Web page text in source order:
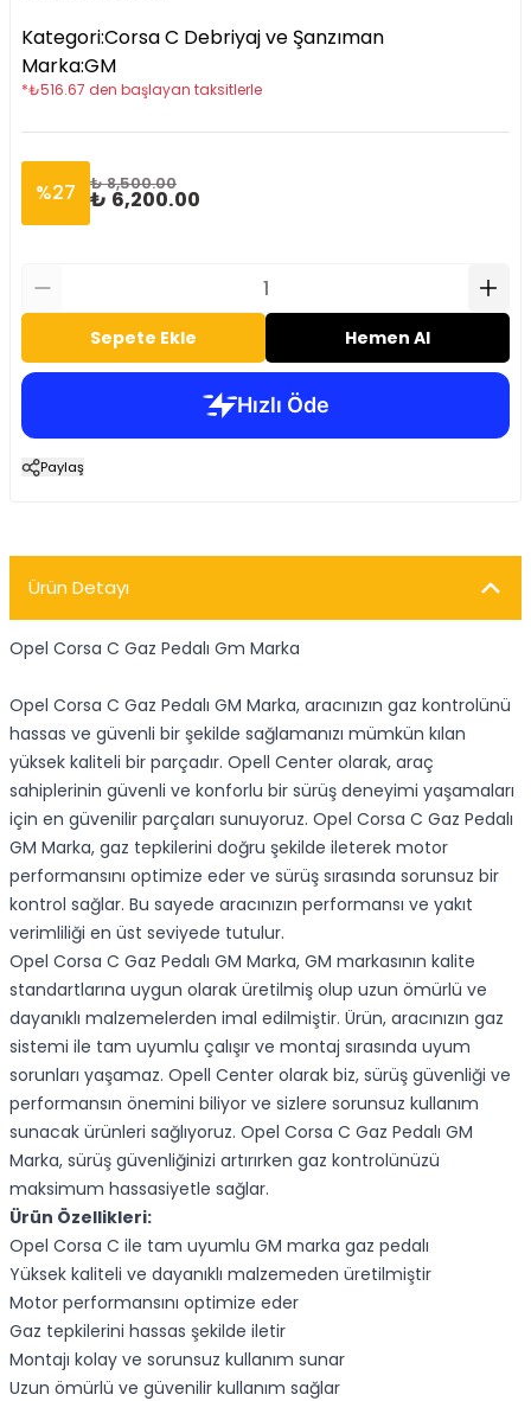
Kategori:Corsa C Debriyaj ve Şanzıman
Marka:GM
*₺516.67 den başlayan taksitlerle
%27 ₺ 8,500.00
₺ 6,200.00
Sepete Ekle Hemen Al
Paylaş
Ürün Detayı
Opel Corsa C Gaz Pedalı Gm Marka
Opel Corsa C Gaz Pedalı GM Marka, aracınızın gaz kontrolünü
hassas ve güvenli bir şekilde sağlamanızı mümkün kılan
yüksek kaliteli bir parçadır. Opell Center olarak, araç
sahiplerinin güvenli ve konforlu bir sürüş deneyimi yaşamaları
için en güvenilir parçaları sunuyoruz. Opel Corsa C Gaz Pedalı
GM Marka, gaz tepkilerini doğru şekilde ileterek motor
performansını optimize eder ve sürüş sırasında sorunsuz bir
kontrol sağlar. Bu sayede aracınızın performansı ve yakıt
verimliliği en üst seviyede tutulur.
Opel Corsa C Gaz Pedalı GM Marka, GM markasının kalite
standartlarına uygun olarak üretilmiş olup uzun ömürlü ve
dayanıklı malzemelerden imal edilmiştir. Ürün, aracınızın gaz
sistemi ile tam uyumlu çalışır ve montaj sırasında uyum
sorunları yaşamaz. Opell Center olarak biz, sürüş güvenliği ve
performansın önemini biliyor ve sizlere sorunsuz kullanım
sunacak ürünleri sağlıyoruz. Opel Corsa C Gaz Pedalı GM
Marka, sürüş güvenliğinizi artırırken gaz kontrolünüzü
maksimum hassasiyetle sağlar.
Ürün Özellikleri:
Opel Corsa C ile tam uyumlu GM marka gaz pedalı
Yüksek kaliteli ve dayanıklı malzemeden üretilmiştir
Motor performansını optimize eder
Gaz tepkilerini hassas şekilde iletir
Montajı kolay ve sorunsuz kullanım sunar
Uzun ömürlü ve güvenilir kullanım sağlar